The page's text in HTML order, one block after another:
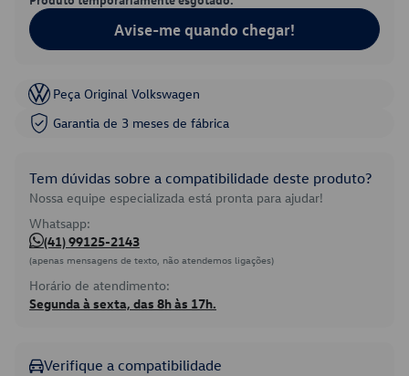
Avise-me quando chegar!
Peça Original Volkswagen
Garantia de 3 meses de fábrica
Tem dúvidas sobre a compatibilidade deste produto?
Nossa equipe especializada está pronta para ajudar!
Whatsapp:
(41) 99125-2143
(apenas mensagens de texto, não atendemos ligações)
Horário de atendimento:
Segunda à sexta, das 8h às 17h.
Verifique a compatibilidade